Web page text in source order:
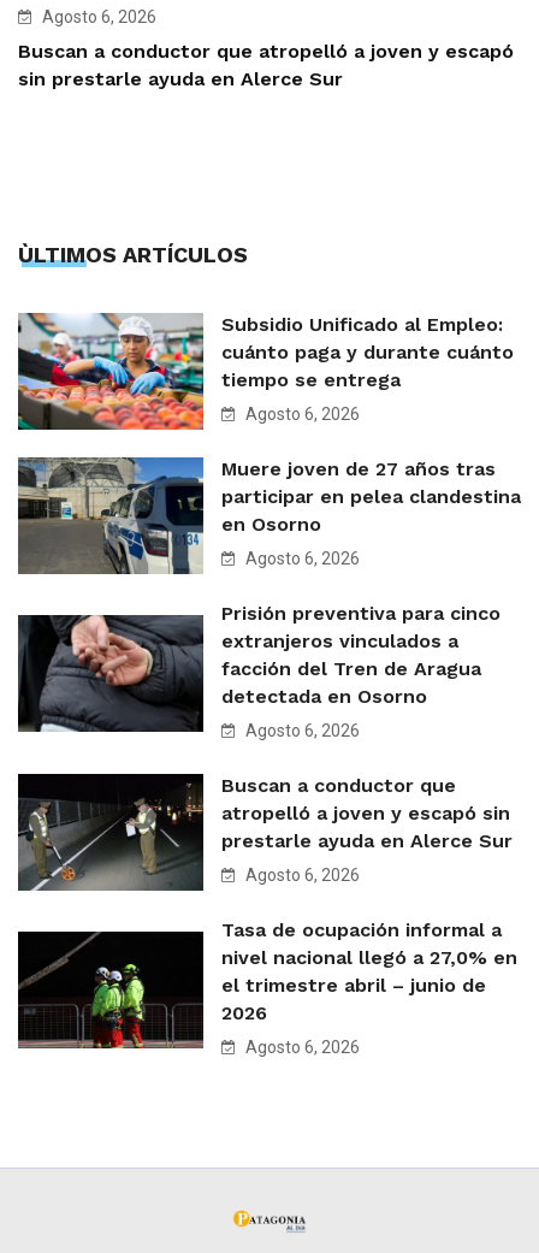
Agosto 6, 2026
Buscan a conductor que atropelló a joven y escapó
sin prestarle ayuda en Alerce Sur
ÙLTIMOS ARTÍCULOS
Subsidio Unificado al Empleo:
cuánto paga y durante cuánto
tiempo se entrega
Agosto 6, 2026
Muere joven de 27 años tras
participar en pelea clandestina
en Osorno
Agosto 6, 2026
Prisión preventiva para cinco
extranjeros vinculados a
facción del Tren de Aragua
detectada en Osorno
Agosto 6, 2026
Buscan a conductor que
atropelló a joven y escapó sin
prestarle ayuda en Alerce Sur
Agosto 6, 2026
Tasa de ocupación informal a
nivel nacional llegó a 27,0% en
el trimestre abril – junio de
2026
Agosto 6, 2026